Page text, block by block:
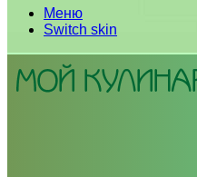
Меню
Switch skin